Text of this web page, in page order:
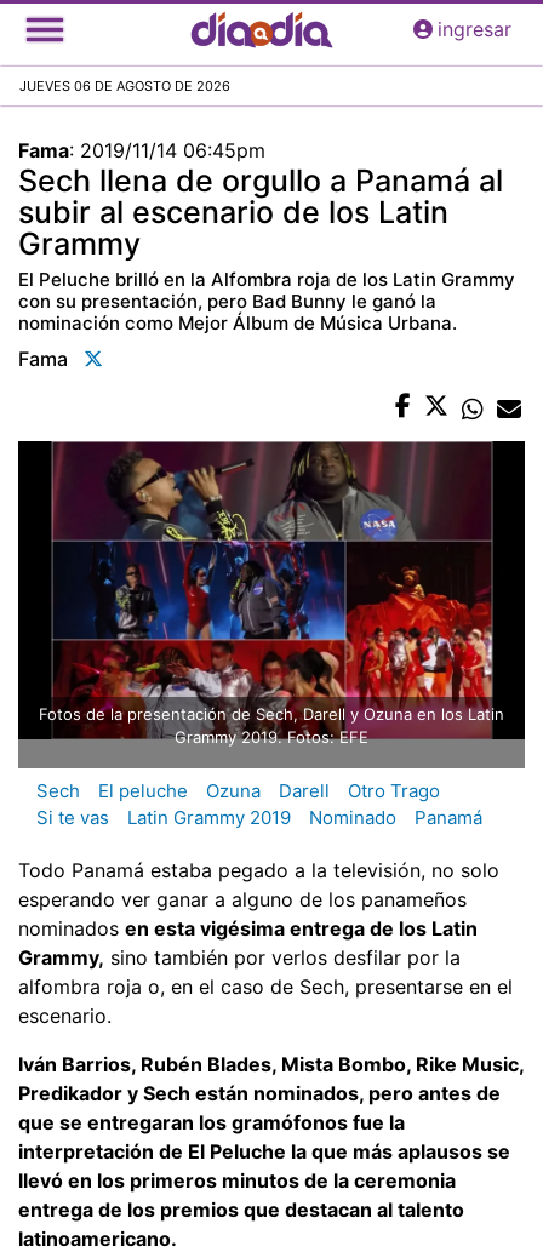
Pasar
al
principal
ingresar
JUEVES 06 DE AGOSTO DE 2026
Fama: 2019/11/14 06:45pm
Sech llena de orgullo a Panamá al
subir al escenario de los Latin
Grammy
El Peluche brilló en la Alfombra roja de los Latin Grammy
con su presentación, pero Bad Bunny le ganó la
nominación como Mejor Álbum de Música Urbana.
Fama
Fotos de la presentación de Sech, Darell y Ozuna en los Latin
Grammy 2019. Fotos: EFE
Sech El peluche Ozuna Darell
Otro Trago
Si te vas
Latin Grammy 2019 Nominado Panamá
Todo Panamá estaba pegado a la televisión, no solo
esperando ver ganar a alguno de los panameños
nominados en esta vigésima entrega de los Latin
Grammy, sino también por verlos desfilar por la
alfombra roja o, en el caso de Sech, presentarse en el
escenario.
Iván Barrios, Rubén Blades, Mista Bombo, Rike Music,
Predikador y Sech están nominados, pero antes de
que se entregaran los gramófonos fue la
interpretación de El Peluche la que más aplausos se
llevó en los primeros minutos de la ceremonia
entrega de los premios que destacan al talento
latinoamericano.